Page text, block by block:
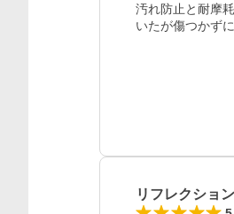
汚れ防止と耐摩
いたが傷つかず
リフレクショ